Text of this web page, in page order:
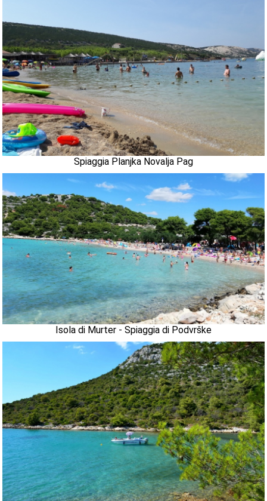
Spiaggia Planjka Novalja Pag
Isola di Murter - Spiaggia di Podvrške